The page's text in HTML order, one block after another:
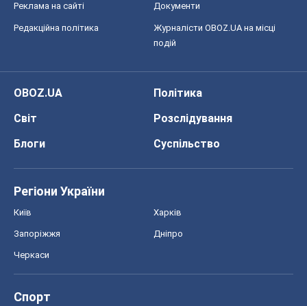
Реклама на сайті Документи
Редакційна політика
Журналісти OBOZ.UA на місці
подій
OBOZ.UA
Політика
Світ
Розслідування
Блоги
Суспільство
Регіони України
Київ Харків
Запоріжжя Дніпро
Черкаси
Спорт